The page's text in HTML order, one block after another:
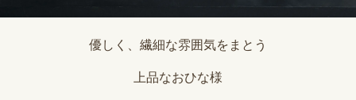
優しく、繊細な雰囲気をまとう
上品なおひな様